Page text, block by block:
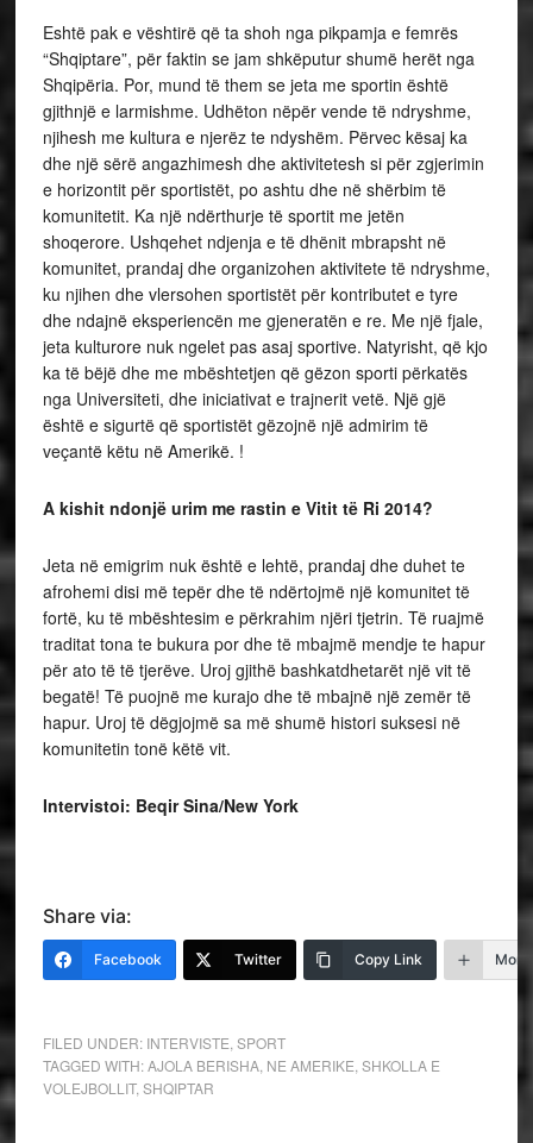
Eshtë pak e vështirë që ta shoh nga pikpamja e femrës
“Shqiptare”, për faktin se jam shkëputur shumë herët nga
Shqipëria. Por, mund të them se jeta me sportin është
gjithnjë e larmishme. Udhëton nëpër vende të ndryshme,
njihesh me kultura e njerëz te ndyshëm. Përvec kësaj ka
dhe një sërë angazhimesh dhe aktivitetesh si për zgjerimin
e horizontit për sportistët, po ashtu dhe në shërbim të
komunitetit. Ka një ndërthurje të sportit me jetën
shoqerore. Ushqehet ndjenja e të dhënit mbrapsht në
komunitet, prandaj dhe organizohen aktivitete të ndryshme,
ku njihen dhe vlersohen sportistët për kontributet e tyre
dhe ndajnë eksperiencën me gjeneratën e re. Me një fjale,
jeta kulturore nuk ngelet pas asaj sportive. Natyrisht, që kjo
ka të bëjë dhe me mbështetjen që gëzon sporti përkatës
nga Universiteti, dhe iniciativat e trajnerit vetë. Një gjë
është e sigurtë që sportistët gëzojnë një admirim të
veçantë këtu në Amerikë. !
A kishit ndonjë urim me rastin e Vitit të Ri 2014?
Jeta në emigrim nuk është e lehtë, prandaj dhe duhet te
afrohemi disi më tepër dhe të ndërtojmë një komunitet të
fortë, ku të mbështesim e përkrahim njëri tjetrin. Të ruajmë
traditat tona te bukura por dhe të mbajmë mendje te hapur
për ato të të tjerëve. Uroj gjithë bashkatdhetarët një vit të
begatë! Të puojnë me kurajo dhe të mbajnë një zemër të
hapur. Uroj të dëgjojmë sa më shumë histori suksesi në
komunitetin tonë këtë vit.
Intervistoi: Beqir Sina/New York
Share via:
Facebook Twitter Copy Link More
FILED UNDER: INTERVISTE SPORT
TAGGED WITH:AJOLA BERISHA, NE AMERIKE SHKOLLA E
VOLEJBOLLIT, SHQIPTAR